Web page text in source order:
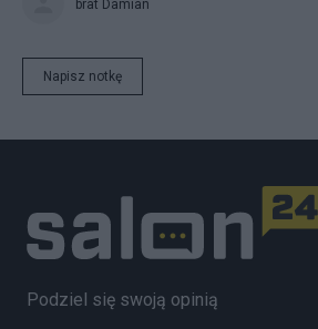
brat Damian
Napisz notkę
Podziel się swoją opinią